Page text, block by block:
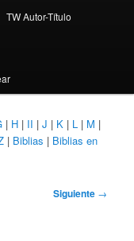
TW Autor-Título
| H | II |J | K | L | M |
| Biblias | Biblias en
Siguiente →